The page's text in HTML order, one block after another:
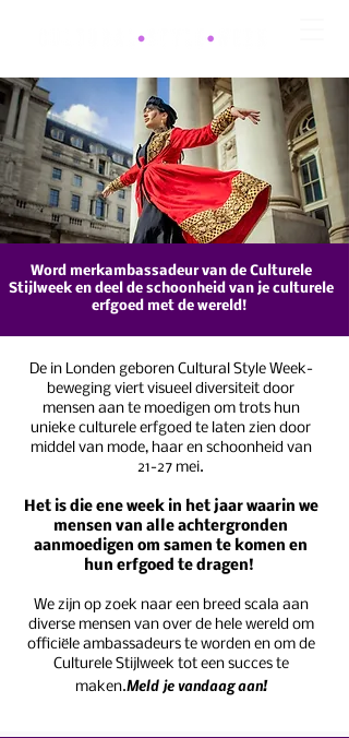
Word merkambassadeur van de Culturele
Stijlweek en deel de schoonheid van je culturele
erfgoed met de wereld!
De in Londen geboren Cultural Style Week-
beweging viert visueel diversiteit door
mensen aan te moedigen om trots hun
unieke culturele erfgoed te laten zien door
middel van mode, haar en schoonheid van
21-27 mei.
Het is die ene week in het jaar waarin we
mensen van alle achtergronden
aanmoedigen om samen te komen en
hun erfgoed te dragen!
We zijn op zoek naar een breed scala aan
diverse mensen van over de hele wereld om
officiële ambassadeurs te worden en om de
Culturele Stijlweek tot een succes te
maken.Meld je vandaag aan!